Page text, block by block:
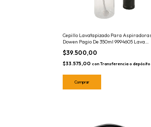
Cepillo Lavatapizado Para
Dowen Pagio De 350ml 9994605 Lava
Tapizados
$39.500,00
$33.575,00 con Transferencia o depósito